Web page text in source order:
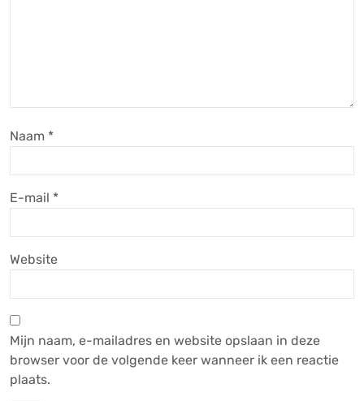
Naam *
E-mail *
Website
Mijn naam, e-mailadres en website opslaan in deze
browser voor de volgende keer wanneer ik een reactie
plaats.